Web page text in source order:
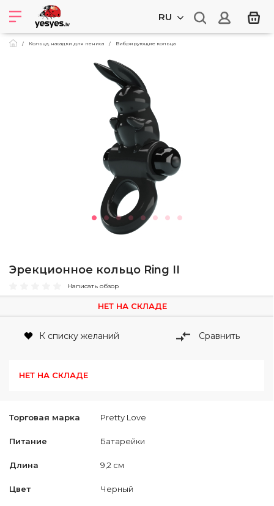
RU
Кольца, насадки для пениса Вибрирующие кольца
Эрекционное кольцо Ring II
Написать обзор
Торговая марка Pretty Love
Питание Батарейки
Длина 9,2 см
Цвет Черный
НЕТ НА СКЛАДЕ
К списку желаний Сравнить
НЕТ НА СКЛАДЕ